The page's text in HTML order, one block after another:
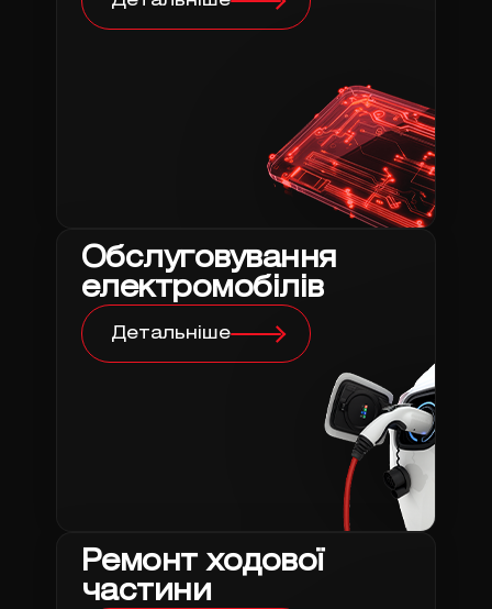
Обслуговування
електромобілів
Детальніше
Ремонт ходової
частини